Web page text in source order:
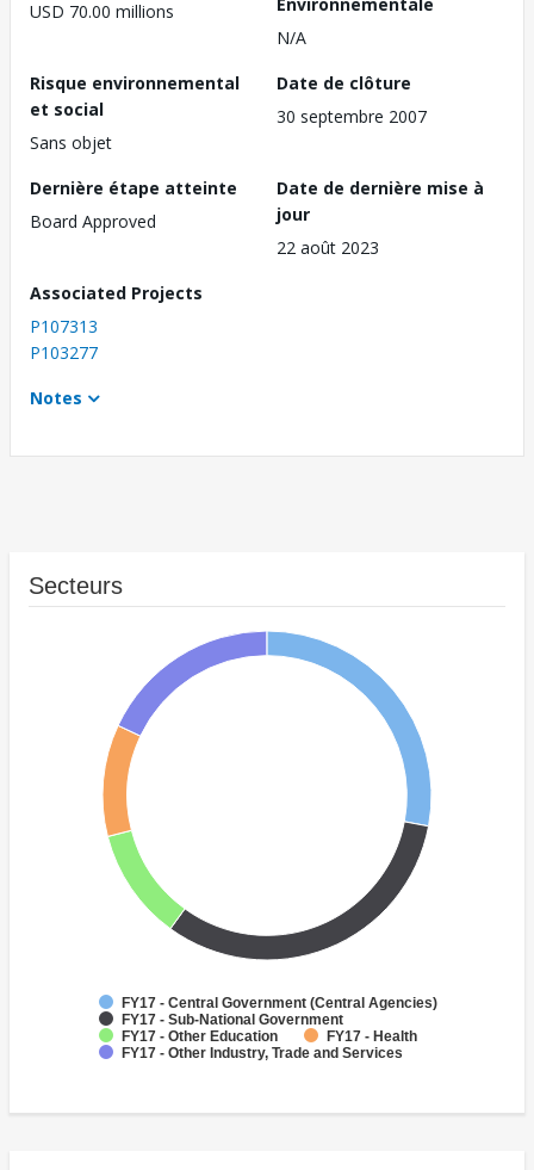
USD 70.00 millions
Environnementale
N/A
Risque environnemental
et social
Sans objet
Date de clôture
30 septembre 2007
Dernière étape atteinte
Board Approved
Date de dernière mise à
jour
22 août 2023
Associated Projects
P107313
P103277
Notes
Secteurs
FY17 - Central Government (Central Agencies)
FY17 - Sub-National Government
FY17 - Other Education
FY17 - Health
FY17 - Other Industry, Trade and Services